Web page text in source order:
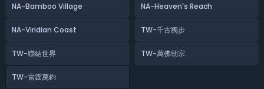
NA-Bamboo Village NA-Heaven's Reach
NA-Viridian Coast TW-千古獨步
TW-聯結世界 TW-萬佛朝宗
TW-雷霆萬鈞